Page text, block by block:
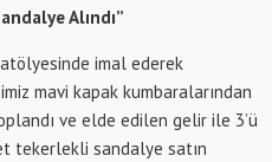
Alındı”
imal ederek
mavi kapak kumbaralarından
ve elde edilen gelir ile 3’ü
tekerlekli sandalye satın